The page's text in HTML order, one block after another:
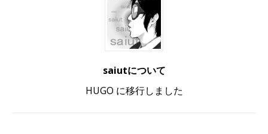
saiutについて
HUGO に移行しました